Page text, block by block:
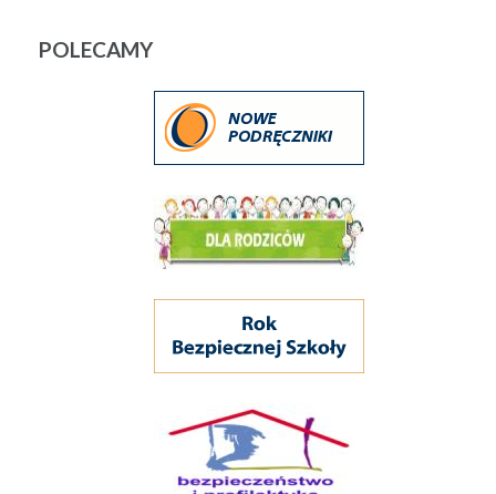
POLECAMY